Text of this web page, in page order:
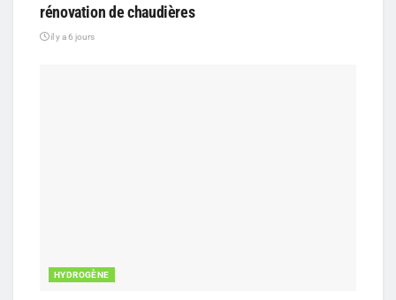
rénovation de chaudières
il y a 6 jours
HYDROGÈNE